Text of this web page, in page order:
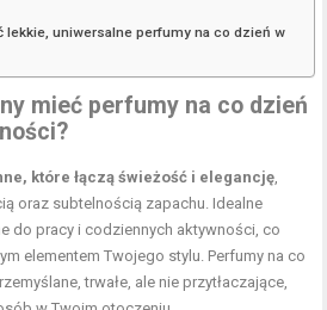
lekkie, uniwersalne perfumy na co dzień w
mieć perfumy na co dzień
które łączą świeżość i elegancję
oraz subtelnością zapachu. Idealne
do pracy i codziennych aktywności, co
elementem Twojego stylu. Perfumy na co
trwałe, ale nie przytłaczające,